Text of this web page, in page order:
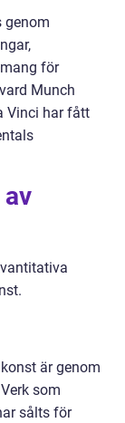
genom
för
Munch
Vinci har fått
är genom
som
sålts för